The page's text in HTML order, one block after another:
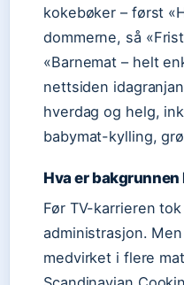
kokebøker – først
dommerne, så
«Barnemat – helt
nettsiden
hverdag og helg,
babymat-kylling,
Hva er bakgrunnen
Før TV-karrieren
administrasjon.
medvirket i flere